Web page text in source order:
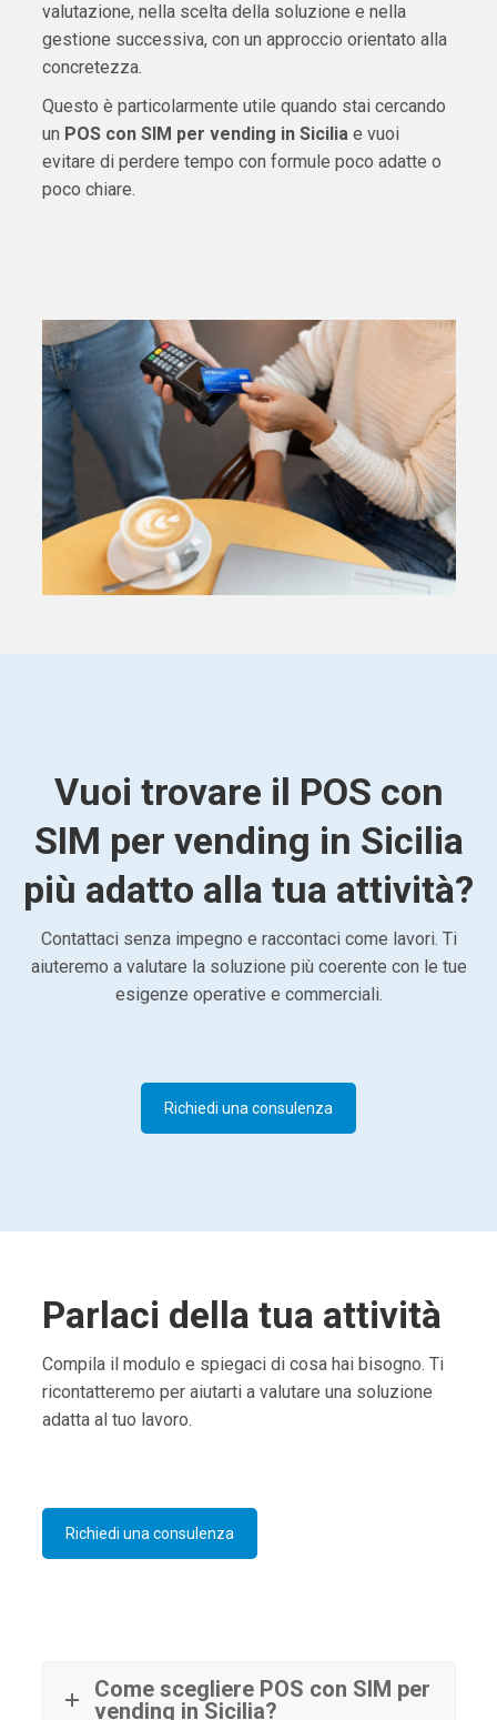
valutazione, nella scelta della soluzione e nella
gestione successiva, con un approccio orientato alla
concretezza.
Questo è particolarmente utile quando stai cercando
un POS con SIM per vending in Siciliae vuoi
evitare di perdere tempo con formule poco adatte o
poco chiare.
Vuoi trovare il POS con
SIM per vending in Sicilia
più adatto alla tua attività?
Contattaci senza impegno e raccontaci come lavori. Ti
aiuteremo a valutare la soluzione più coerente con le tue
esigenze operative e commerciali.
Richiedi una consulenza
Parlaci della tua attività
Compila il modulo e spiegaci di cosa hai bisogno. Ti
ricontatteremo per aiutarti a valutare una soluzione
adatta al tuo lavoro.
Richiedi una consulenza
Come scegliere POS con SIM per
vending in Sicilia?